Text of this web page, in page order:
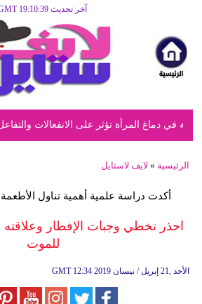
آخر تحديث GMT 19:10:39
دماغ المرأة تؤثر على الانفعالات والتفاعل
الرئيسية » لايف لاستايل
أكدت دراسة علمية أهمية تناول
احذر تخطي وجبات الإفطار وعلاقته
للموت
GMT 12:34 2019 الأحد ,21 إبريل / نيسان